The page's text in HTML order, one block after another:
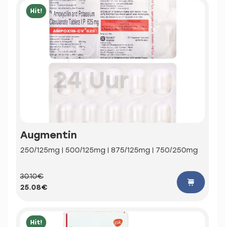
Hit!
Augmentin
250/125mg | 500/125mg | 875/125mg | 750/250mg
30.10€
25.08€
Hit!